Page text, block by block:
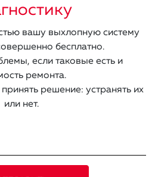
вашу выхлопную систему
бесплатно.
если таковые есть и
ремонта.
решение: устранять их
или нет.